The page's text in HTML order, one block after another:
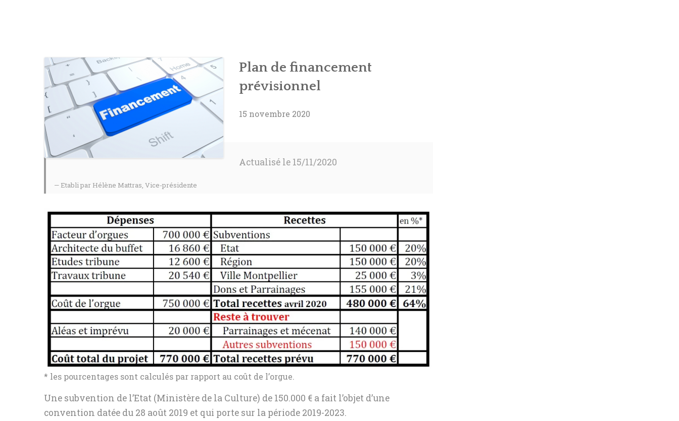
Plan de financement
prévisionnel
15 novembre 2020
Actualisé le 15/11/2020
Etabli par Hélène Mattras, Vice-présidente
* les pourcentages sont calculés par rapport au coût de l’orgue.
Une subvention de l’Etat (Ministère de la Culture) de 150.000 € a fait l’objet d’une
convention datée du 28 août 2019 et qui porte sur la période 2019-2023.